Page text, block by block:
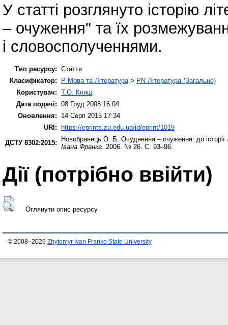
У статті розглянуто історію
– очуження" та їх
і словосполученнями.
Тип ресурсу: Стаття
Класифікатор:
P Мова та Література > PN Література (Загальне)
Користувач: Т.О. Книш
Дата подачі: 08 Груд 2008 16:04
Оновлення:
14 Серп 2015 17:34
URI: https://eprints.zu.edu.ua/id/eprint/1019
ДСТУ 8302:2015:
Новобранець О. Б. Очуднення – очуження: до історії
Івана Франка . 2006. № 26. С. 93–96.
Дії ​​(потрібно ввійти)
Оглянути опис ресурсу
© 2008–2026 Zhytomyr Ivan Franko State University